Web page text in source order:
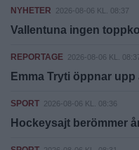
NYHETER 2026-08-06 KL. 08:37
Vallentuna ingen
REPORTAGE 2026-08-06 KL.
Emma Tryti öppnar
SPORT 2026-08-06 KL. 08:36
Hockeysajt berömmer